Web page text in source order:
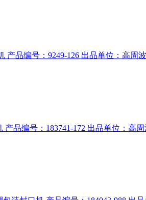
品编号：9249-126 出品单位：高
品编号：183741-172 出品单位：高